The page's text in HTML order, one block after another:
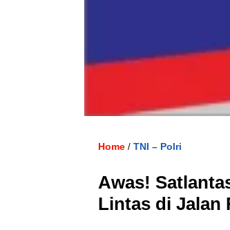
Home / TNI – Polri
Awas!
Lintas di Jalan